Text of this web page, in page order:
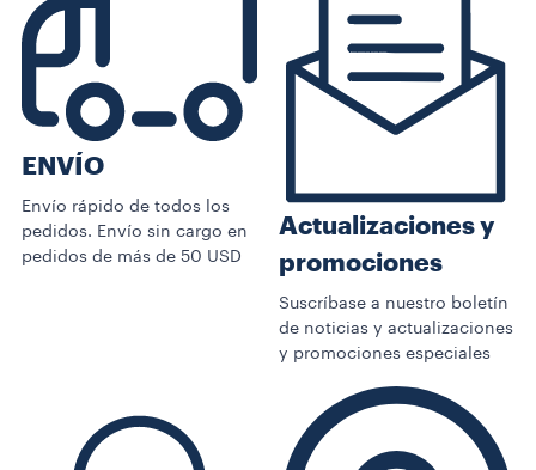
ENVÍO
Envío rápido de todos los
pedidos. Envío sin cargo en
pedidos de más de 50 USD
Actualizaciones y
promociones
Suscríbase a nuestro boletín
de noticias y actualizaciones
y promociones especiales